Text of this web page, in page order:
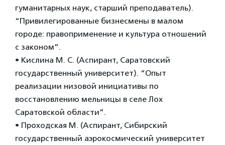
гуманитарных наук, старший преподаватель).
“Привилегированные бизнесмены в малом
городе: правоприменение и культура отношений
с законом”.
• Кислина М. С. (Аспирант, Саратовский
государственный университет). “Опыт
реализации низовой инициативы по
восстановлению мельницы в селе Лох
Саратовской области”.
• Проходская М. (Аспирант, Сибирский
государственный аэрокосмический университет